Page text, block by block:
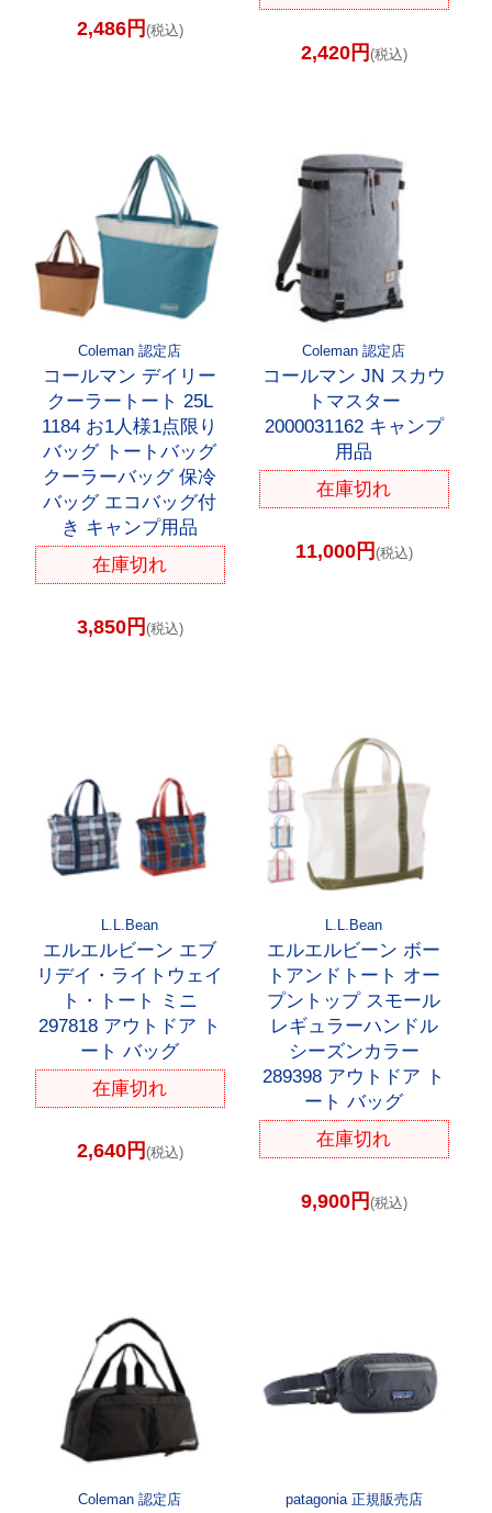
2,486円 (税込)
2,420円 (税込)
Coleman 認定店
コールマン デイリー
クーラートート 25L
1184 お1人様1点限り
バッグ トートバッグ
クーラーバッグ 保冷
バッグ エコバッグ付
き キャンプ用品
在庫切れ
3,850円 (税込)
Coleman 認定店
コールマン JN スカウ
トマスター
2000031162 キャンプ
用品
在庫切れ
11,000円 (税込)
L.L.Bean
エルエルビーン エブ
リデイ・ライトウェイ
ト・トート ミニ
297818 アウトドア ト
ート バッグ
在庫切れ
2,640円 (税込)
L.L.Bean
エルエルビーン ボー
トアンドトート オー
プントップ スモール
レギュラーハンドル
シーズンカラー
289398 アウトドア ト
ート バッグ
在庫切れ
9,900円 (税込)
Coleman 認定店 patagonia 正規販売店